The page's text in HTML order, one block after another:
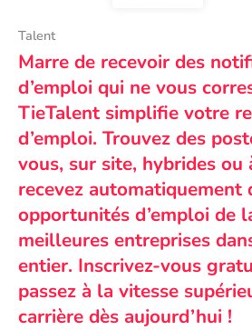
Talent
Marre de recevoir des
d’emploi qui ne vous
TieTalent simplifie votre
d’emploi. Trouvez des
vous, sur site, hybrides ou
recevez automatiquement
opportunités d’emploi de
meilleures entreprises
entier. Inscrivez-vous
passez à la vitesse
carrière dès aujourd’hui !